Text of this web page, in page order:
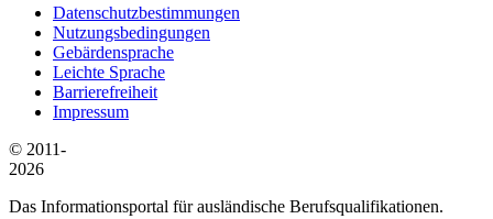
Datenschutzbestimmungen
Nutzungsbedingungen
Gebärdensprache
Leichte Sprache
Barrierefreiheit
Impressum
© 2011-
2026
Das Informationsportal für ausländische Berufsqualifikationen.